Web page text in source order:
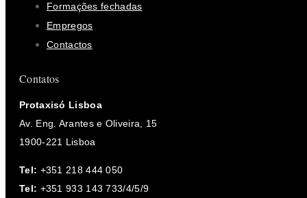
Formações fechadas
Empregos
Contactos
Contatos
Protaxisó Lisboa
Av. Eng. Arantes e Oliveira, 15
1900-221 Lisboa
Tel: +351 218 444 050
Tel: +351 933 143 733/4/5/9